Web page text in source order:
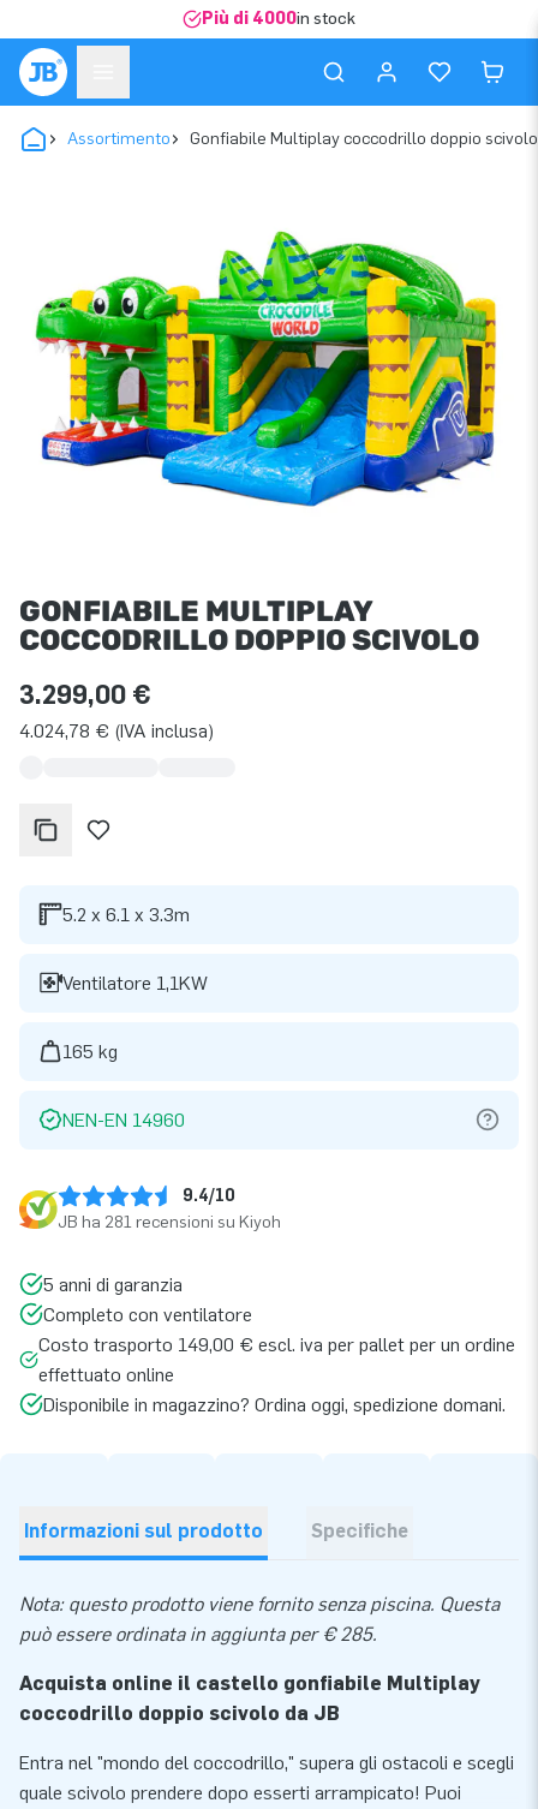
Più di 4000in stock
Assortimento Gonfiabile Multiplay coccodrillo doppio scivolo
GONFIABILE MULTIPLAY
COCCODRILLO DOPPIO SCIVOLO
3.299,00 €
4.024,78 € (IVA inclusa)
5.2 x 6.1 x 3.3m
Ventilatore 1,1KW
165 kg
NEN-EN 14960
9.4/10
JB ha 281 recensioni su Kiyoh
5 anni di garanzia
Completo con ventilatore
Costo trasporto 149,00 € escl. iva per pallet per un ordine
effettuato online
Disponibile in magazzino? Ordina oggi, spedizione domani.
Informazioni sul prodotto Specifiche
Nota: questo prodotto viene fornito senza piscina. Questa
può essere ordinata in aggiunta per € 285.
Acquista online il castello gonfiabile Multiplay
coccodrillo doppio scivolo da JB
Entra nel "mondo del coccodrillo," supera gli ostacoli e scegli
quale scivolo prendere dopo esserti arrampicato! Puoi